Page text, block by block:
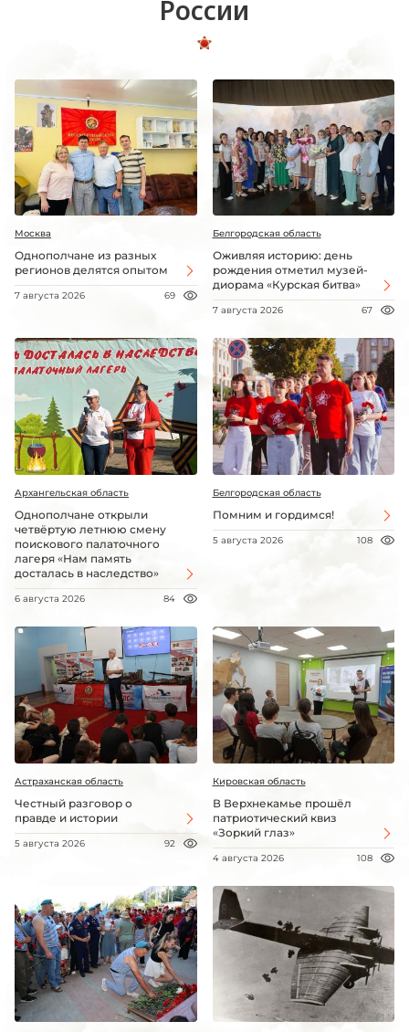
России
Москва
Однополчане из разных
регионов делятся опытом
7 августа 2026 69
Белгородская область
Оживляя историю: день
рождения отметил музей-
диорама «Курская битва»
7 августа 2026 67
Архангельская область
Однополчане открыли
четвёртую летнюю смену
поискового палаточного
лагеря «Нам память
досталась в наследство»
6 августа 2026 84
Белгородская область
Помним и гордимся!
5 августа 2026 108
Астраханская область
Честный разговор о
правде и истории
5 августа 2026 92
Кировская область
В Верхнекамье прошёл
патриотический квиз
«Зоркий глаз»
4 августа 2026 108